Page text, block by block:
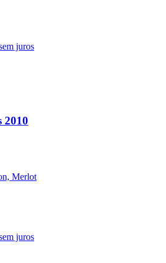
juros
2010
Merlot
juros